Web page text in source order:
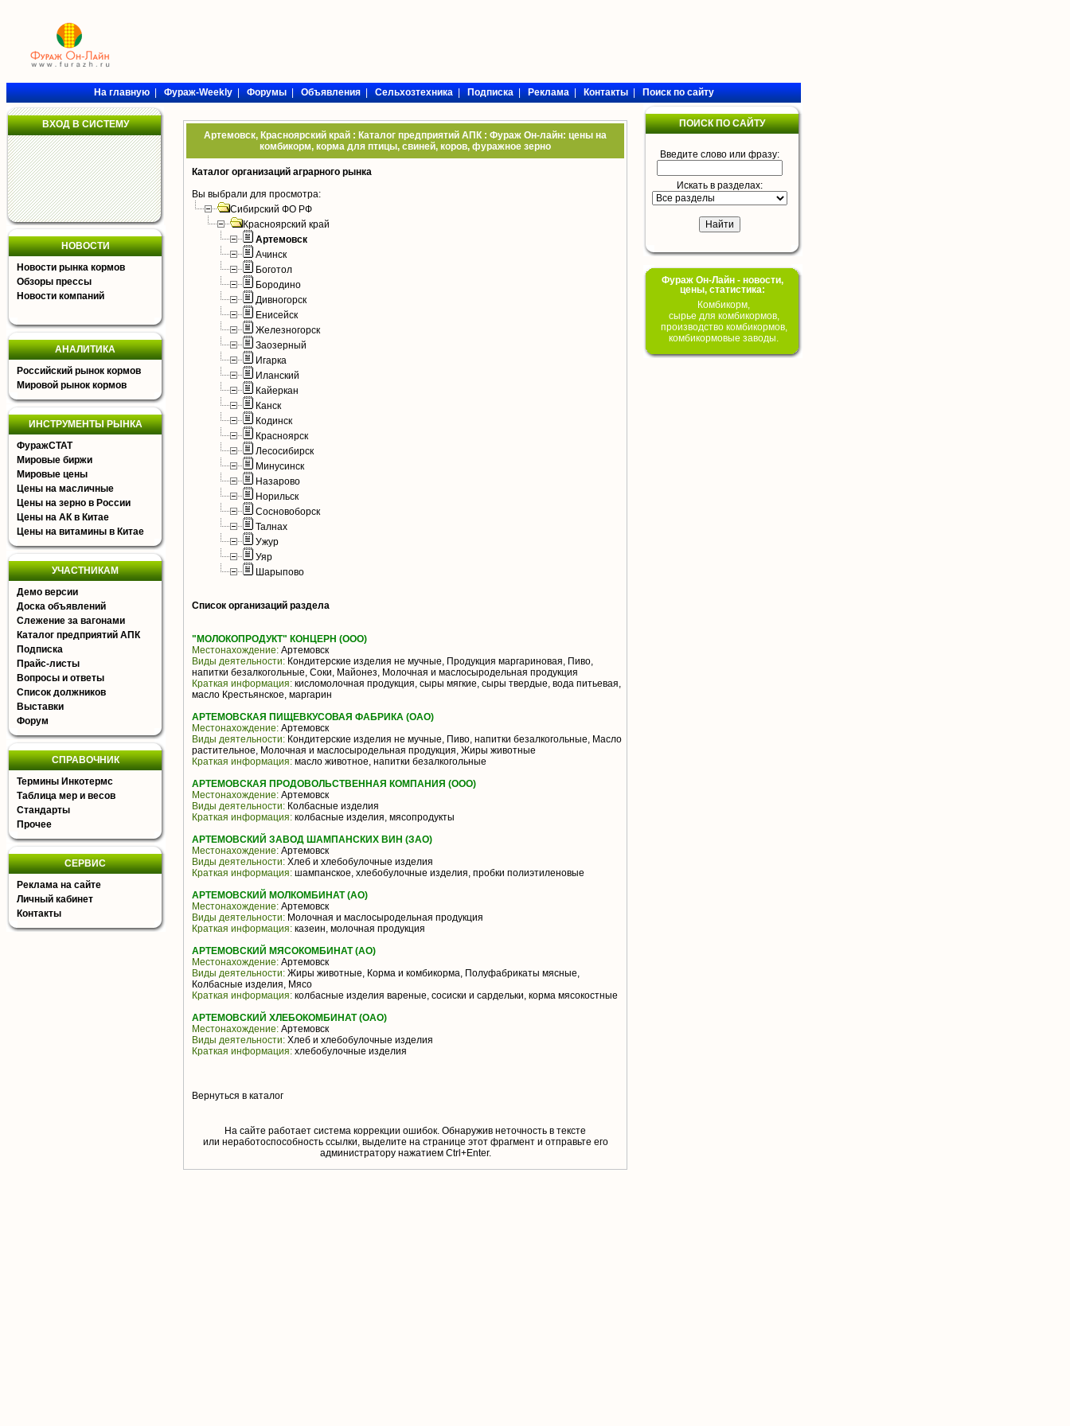
На главную|Фураж-Weekly|Форумы|Объявления|Сельхозтехника|Подписка|Реклама|Контакты|Поиск по сайту
ВХОД В СИСТЕМУ
НОВОСТИ
Новости рынка кормов
Обзоры прессы
Новости компаний
АНАЛИТИКА
Российский рынок кормов
Мировой рынок кормов
ИНСТРУМЕНТЫ РЫНКА
ФуражСТАТ
Мировые биржи
Мировые цены
Цены на масличные
Цены на зерно в России
Цены на АК в Китае
Цены на витамины в Китае
УЧАСТНИКАМ
Демо версии
Доска объявлений
Слежение за вагонами
Каталог предприятий АПК
Подписка
Прайс-листы
Вопросы и ответы
Список должников
Выставки
Форум
СПРАВОЧНИК
Термины Инкотермс
Таблица мер и весов
Стандарты
Прочее
СЕРВИС
Реклама на сайте
Личный кабинет
Контакты
Артемовск, Красноярский край : Каталог предприятий АПК : Фураж Он-лайн: цены на
комбикорм, корма для птицы, свиней, коров, фуражное зерно
Каталог организаций аграрного рынка
Вы выбрали для просмотра:
Сибирский ФО РФ
Красноярский край
Артемовск
Ачинск
Боготол
Бородино
Дивногорск
Енисейск
Железногорск
Заозерный
Игарка
Иланский
Кайеркан
Канск
Кодинск
Красноярск
Лесосибирск
Минусинск
Назарово
Норильск
Сосновоборск
Талнах
Ужур
Уяр
Шарыпово
Список организаций раздела
"МОЛОКОПРОДУКТ" КОНЦЕРН (ООО)
Местонахождение: Артемовск
Виды деятельности: Кондитерские изделия не мучные, Продукция маргариновая, Пиво,
напитки безалкогольные, Соки, Майонез, Молочная и маслосыродельная продукция
Краткая информация: кисломолочная продукция, сыры мягкие, сыры твердые, вода питьевая,
масло Крестьянское, маргарин
АРТЕМОВСКАЯ ПИЩЕВКУСОВАЯ ФАБРИКА (ОАО)
Местонахождение: Артемовск
Виды деятельности: Кондитерские изделия не мучные, Пиво, напитки безалкогольные, Масло
растительное, Молочная и маслосыродельная продукция, Жиры животные
Краткая информация: масло животное, напитки безалкогольные
АРТЕМОВСКАЯ ПРОДОВОЛЬСТВЕННАЯ КОМПАНИЯ (ООО)
Местонахождение: Артемовск
Виды деятельности: Колбасные изделия
Краткая информация: колбасные изделия, мясопродукты
АРТЕМОВСКИЙ ЗАВОД ШАМПАНСКИХ ВИН (ЗАО)
Местонахождение: Артемовск
Виды деятельности: Хлеб и хлебобулочные изделия
Краткая информация: шампанское, хлебобулочные изделия, пробки полиэтиленовые
АРТЕМОВСКИЙ МОЛКОМБИНАТ (АО)
Местонахождение: Артемовск
Виды деятельности: Молочная и маслосыродельная продукция
Краткая информация: казеин, молочная продукция
АРТЕМОВСКИЙ МЯСОКОМБИНАТ (АО)
Местонахождение: Артемовск
Виды деятельности: Жиры животные, Корма и комбикорма, Полуфабрикаты мясные,
Колбасные изделия, Мясо
Краткая информация: колбасные изделия вареные, сосиски и сардельки, корма мясокостные
АРТЕМОВСКИЙ ХЛЕБОКОМБИНАТ (ОАО)
Местонахождение: Артемовск
Виды деятельности: Хлеб и хлебобулочные изделия
Краткая информация: хлебобулочные изделия
Вернуться в каталог
На сайте работает система коррекции ошибок. Обнаружив неточность в тексте
или неработоспособность ссылки, выделите на странице этот фрагмент и отправьте его
aдминистратору нажатием Ctrl+Enter.
ПОИСК ПО САЙТУ
Введите слово или фразу:
Искать в разделах:
Фураж Он-Лайн - новости,
цены, статистика:
Комбикорм,
сырье для комбикормов,
производство комбикормов,
комбикормовые заводы.